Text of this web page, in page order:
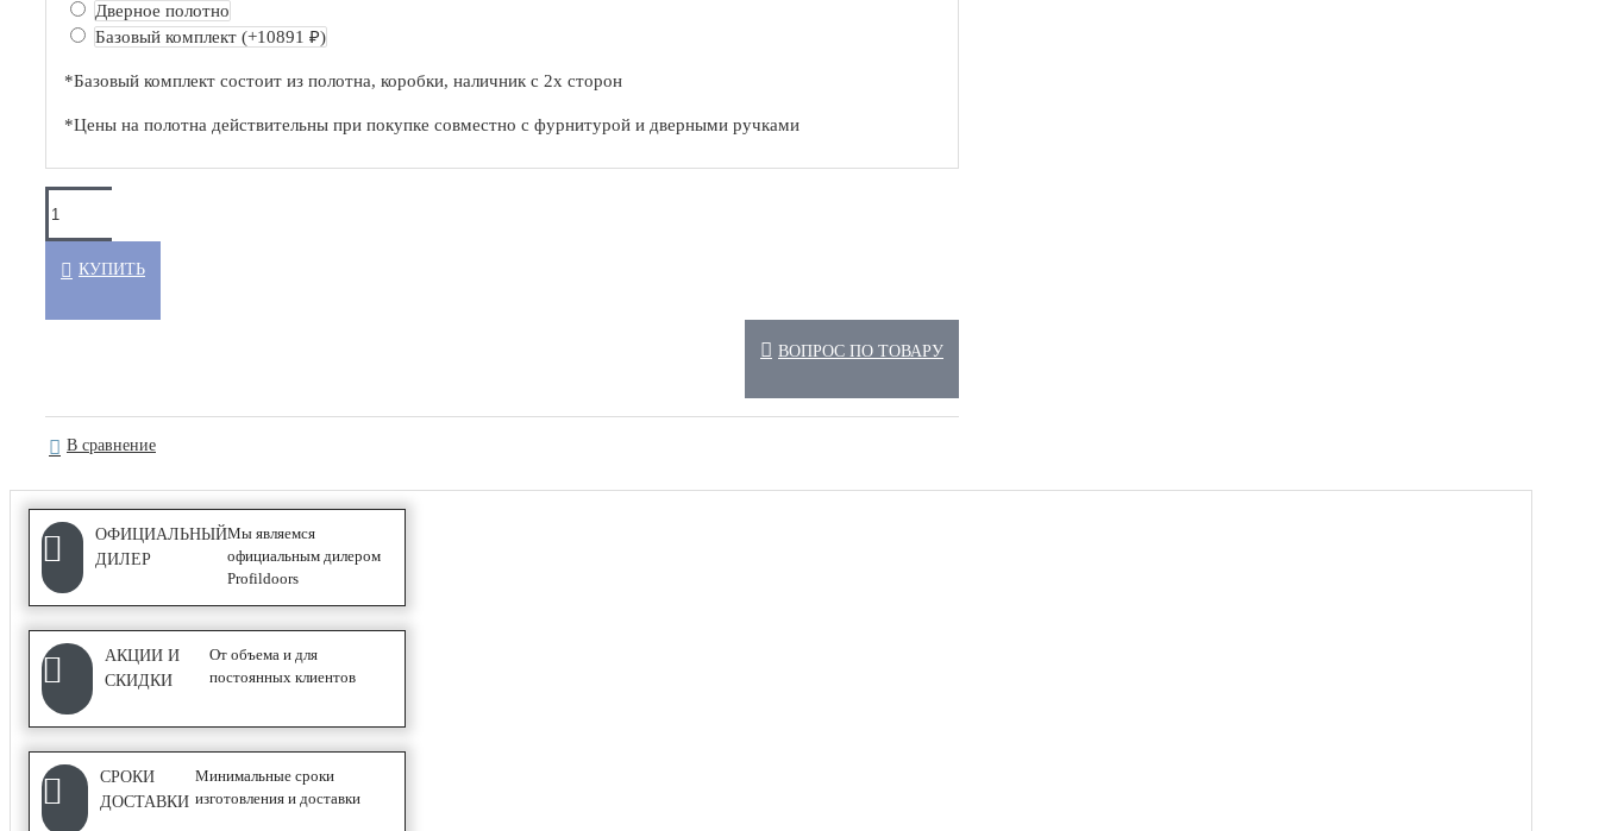
АЛЮМИНИЕВЫЕ ПЕРЕГОРОДКИ
COMPACK
Гармошка
Купе
ФУРНИТУРА
Дверные ручки
Дверное полотно
Базовый комплект (+10891 ₽)
*Базовый комплект состоит из полотна, коробки, наличник с 2х сторон
*Цены на полотна действительны при покупке совместно с фурнитурой и дверными ручками
КУПИТЬ
ВОПРОС ПО ТОВАРУ
В сравнение
ОФИЦИАЛЬНЫЙ
ДИЛЕР
Мы являемся
официальным дилером
Profildoors
АКЦИИ И
СКИДКИ
От объема и для
постоянных клиентов
СРОКИ
ДОСТАВКИ
Минимальные сроки
изготовления и доставки